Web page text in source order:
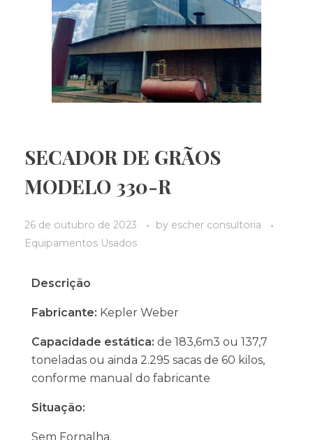
SECADOR DE GRÃOS
MODELO 330-R
26 de outubro de 2023 by escher consultoria
Equipamentos Usados
Descrição
Fabricante: Kepler Weber
Capacidade estática: de 183,6m3 ou 137,7
toneladas ou ainda 2.295 sacas de 60 kilos,
conforme manual do fabricante
Situação:
Sem Fornalha.